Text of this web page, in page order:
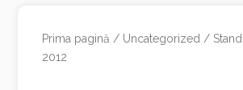
Prima pagină / Uncategorized /
2012